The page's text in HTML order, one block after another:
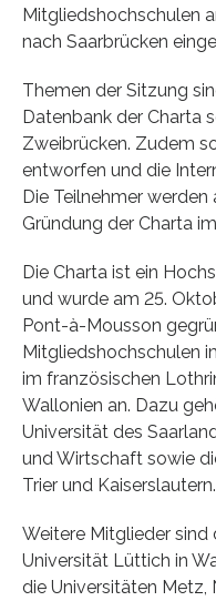
Mitgliedshochschulen
nach Saarbrücken
Themen der Sitzung
Datenbank der Charta
Zweibrücken. Zudem
entworfen und die
Die Teilnehmer werden
Gründung der Charta
Die Charta ist ein
und wurde am 25.
Pont-à-Mousson
Mitgliedshochschulen
im französischen
Wallonien an. Dazu
Universität des
und Wirtschaft sowie
Trier und Kaiserslautern.
Weitere Mitglieder sind
Universität Lüttich in
die Universitäten Metz,